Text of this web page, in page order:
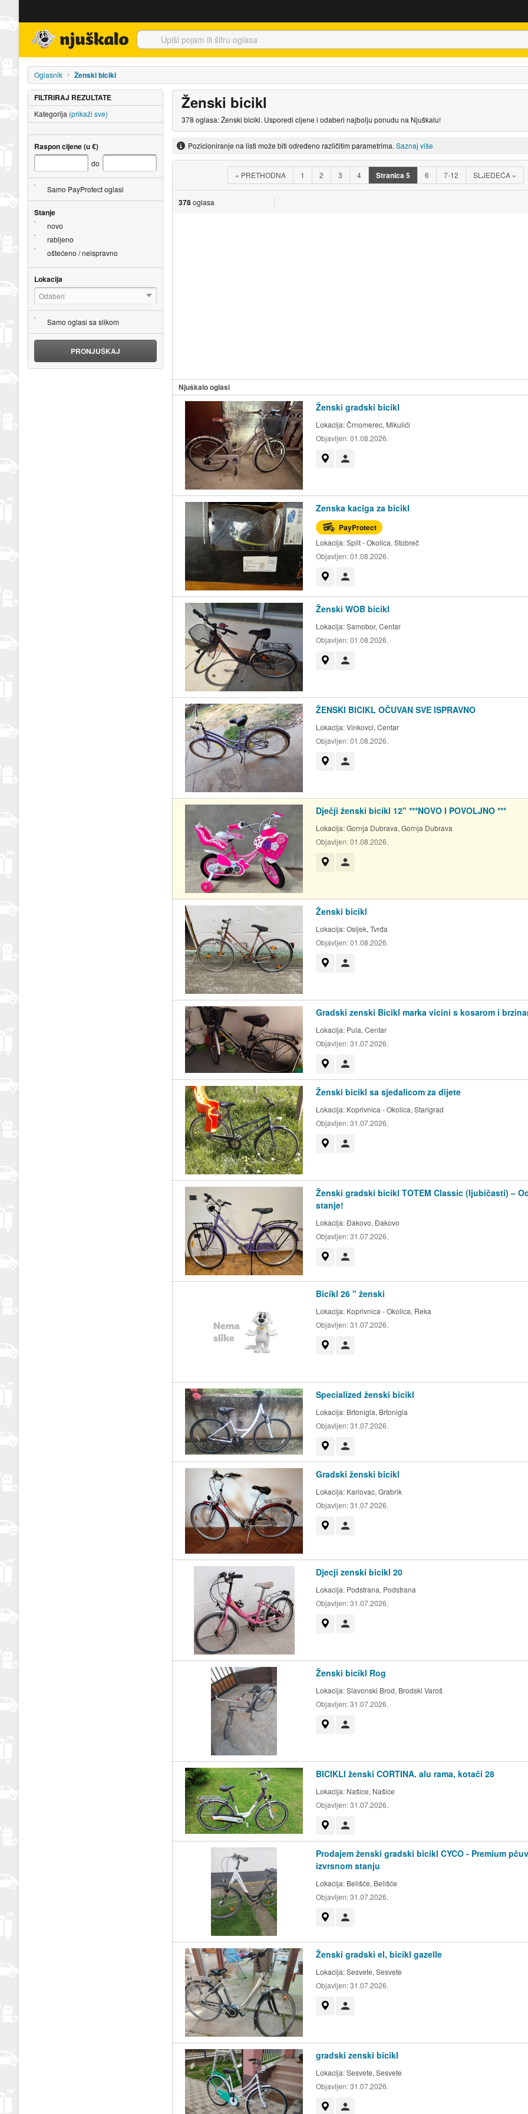
Oglasnik Ženski bicikl
Ženski bicikl
378 oglasa: Ženski bicikl. Usporedi cijene i odaberi najbolju ponudu na Njuškalu!
Pozicioniranje na listi može biti određeno različitim parametrima. Saznaj više
« PRETHODNA 1 2 3 4 Stranica5 6 7-12 SLJEDEĆA »
378oglasa
Njuškalo oglasi
Ženski gradski bicikl
Lokacija:Črnomerec, Mikulići
Objavljen:01.08.2026.
Zenska kaciga za bicikl
PayProtect
Lokacija:Split - Okolica, Stobreč
Objavljen:01.08.2026.
Ženski WOB bicikl
Lokacija:Samobor, Centar
Objavljen:01.08.2026.
ŽENSKI BICIKL OČUVAN SVE ISPRAVNO
Lokacija:Vinkovci, Centar
Objavljen:01.08.2026.
Dječji ženski bicikl 12" ***NOVO I POVOLJNO ***
Lokacija:Gornja Dubrava, Gornja Dubrava
Objavljen:01.08.2026.
Ženski bicikl
Lokacija:Osijek, Tvrđa
Objavljen:01.08.2026.
Gradski zenski Bicikl marka vicini s kosarom i
Lokacija: Pula, Centar
Objavljen:31.07.2026.
Ženski bicikl sa sjedalicom za dijete
Lokacija: Koprivnica - Okolica, Starigrad
Objavljen:31.07.2026.
Ženski gradski bicikl TOTEM Classic (ljubičasti) –
stanje!
Lokacija:Đakovo, Đakovo
Objavljen:31.07.2026.
Bicikl 26 " ženski
Lokacija: Koprivnica - Okolica, Reka
Objavljen:31.07.2026.
Specialized ženski bicikl
Lokacija: Brtonigla, Brtonigla
Objavljen:31.07.2026.
Gradski ženski bicikl
Lokacija: Karlovac, Grabrik
Objavljen:31.07.2026.
Djecji zenski bicikl 20
Lokacija: Podstrana, Podstrana
Objavljen:31.07.2026.
Ženski bicikl Rog
Lokacija:Slavonski Brod, Brodski Varoš
Objavljen:31.07.2026.
BICIKLI ženski CORTINA. alu rama, kotači 28
Lokacija: Našice, Našice
Objavljen:31.07.2026.
Prodajem ženski gradski bicikl CYCO - Premium
izvrsnom stanju
Lokacija: Belišće, Belišće
Objavljen:31.07.2026.
Ženski gradski el, bicikl gazelle
Lokacija:Sesvete, Sesvete
Objavljen:31.07.2026.
gradski zenski bicikl
Lokacija:Sesvete, Sesvete
Objavljen:31.07.2026.
FILTRIRAJ REZULTATE
Kategorija (prikaži sve)
Raspon cijene (u €)
do
Samo PayProtect oglasi
Stanje
novo
rabljeno
oštećeno / neispravno
Lokacija
Odaberi
Samo oglasi sa slikom
PRONJUŠKAJ